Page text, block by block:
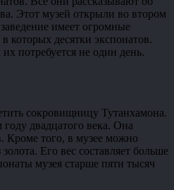
Этот музей открыли во втором
имеет огромные
которых десятки экспонатов.
потребуется не один день.
сокровищницу Тутанхамона.
двадцатого века. Она
Кроме того, в музее можно
Его вес составляет больше
музея старше пяти тысяч